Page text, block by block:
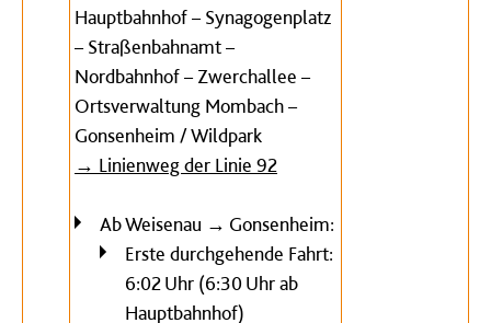
Hauptbahnhof – Synagogenplatz
– Straßenbahnamt –
Nordbahnhof – Zwerchallee –
Ortsverwaltung Mombach –
Gonsenheim / Wildpark
→ Linienweg der Linie 92
Ab Weisenau → Gonsenheim:
Erste durchgehende Fahrt:
6:02 Uhr (6:30 Uhr ab
Hauptbahnhof)